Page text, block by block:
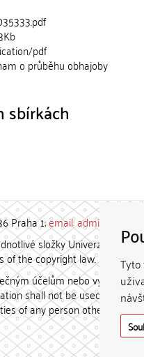
pdf
o průběhu obhajoby
sbírkách
Praha 1;email: admin-
složky Univerzity
of the copyright law.
účelům nebo vydávány
shall not be used for any
of any person other than the